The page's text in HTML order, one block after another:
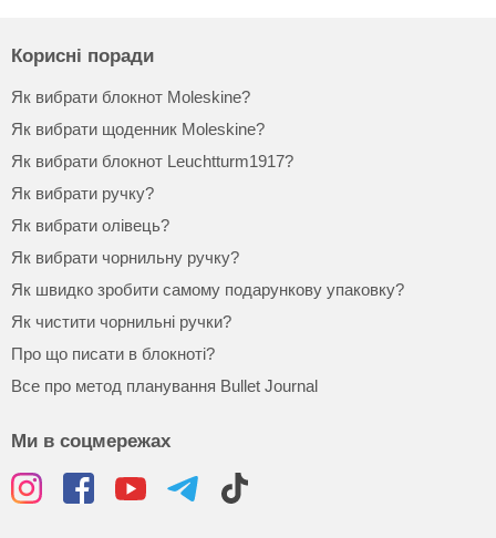
Корисні поради
Як вибрати блокнот Moleskine?
Як вибрати щоденник Moleskine?
Як вибрати блокнот Leuchtturm1917?
Як вибрати ручку?
Як вибрати олівець?
Як вибрати чорнильну ручку?
Як швидко зробити самому подарункову упаковку?
Як чистити чорнильні ручки?
Про що писати в блокноті?
Все про метод планування Bullet Journal
Ми в соцмережах